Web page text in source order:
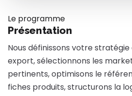
Le programme
Présentation
Nous définissons votre
export, sélectionnons les
pertinents, optimisons le
fiches produits, structurons la